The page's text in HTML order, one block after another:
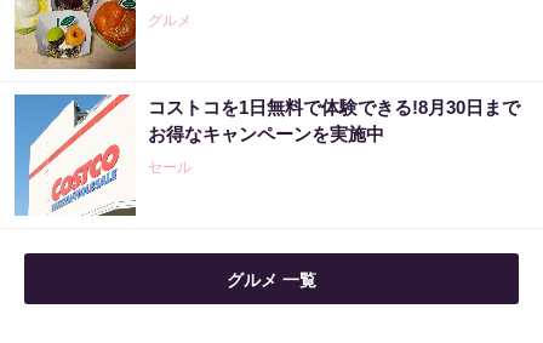
グルメ
コストコを1日無料で体験できる!8月30日まで
お得なキャンペーンを実施中
セール
グルメ 一覧